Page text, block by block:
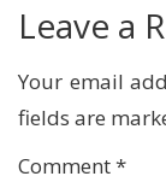
Leave a
Your email
fields are
Comment*